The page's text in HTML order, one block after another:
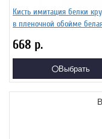
Кисть имитация белки
в пленочной обойме
668 р.
Выбрать